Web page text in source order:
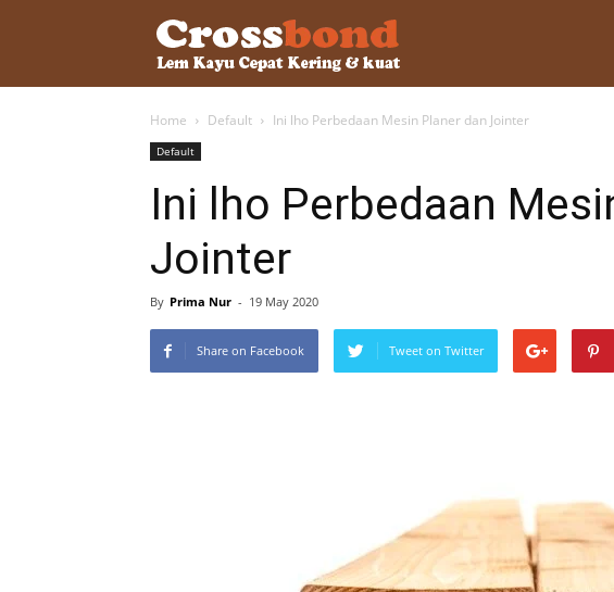
–
Lem
Home Default Ini lho Perbedaan Mesin Planer dan Jointer
Default
Ini lho Perbedaan
Jointer
By Prima Nur - 19 May 2020
Share on Facebook Tweet on Twitter